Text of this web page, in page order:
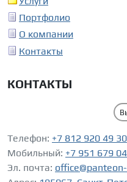
Портфолио
О компании
Контакты
КОНТАКТЫ
Телефон: +7 812 920 49 30
Мобильный: +7 951 679
Эл. почта: